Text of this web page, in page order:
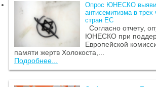
Опрос ЮНЕСКО
антисемитизма в трех
стран ЕС
Согласно отчету,
ЮНЕСКО при
Европейской
памяти жертв Холокоста,...
Подробнее...